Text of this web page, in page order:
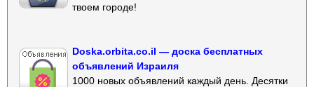
твоем городе!
Doska.orbita.co.il — доска бесплатных
объявлений Израиля
1000 новых объявлений каждый день. Десятки